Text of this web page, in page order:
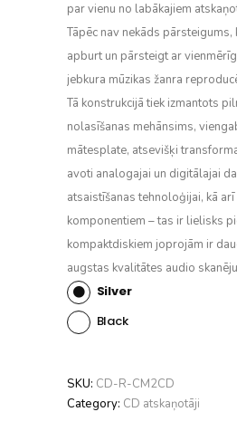
par vienu no labākajiem
Tāpēc nav nekāds pārsteigums,
apburt un pārsteigt ar
jebkura mūzikas žanra
Tā konstrukcijā tiek izmantots
nolasīšanas mehānsims,
mātesplate, atsevišķi
avoti analogajai un digitālajai
atsaistīšanas tehnoloģijai, kā
komponentiem – tas ir lielisks
kompaktdiskiem joprojām ir
augstas kvalitātes audio
Silver
Black
SKU: CD-R-CM2CD
Category: CD atskaņotāji